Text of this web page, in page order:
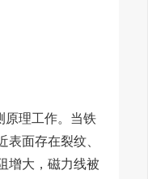
原理工作。当铁
表面存在裂纹、
增大，磁力线被